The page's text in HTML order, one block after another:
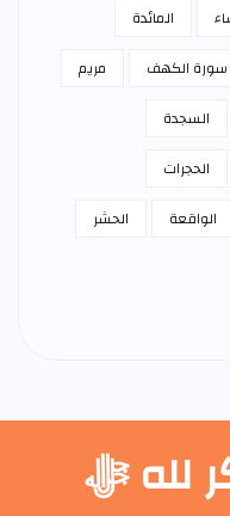
المائدة
سورة الكهف
مريم
السجدة
الحجرات
الواقعة
الحشر
لله ﷻ